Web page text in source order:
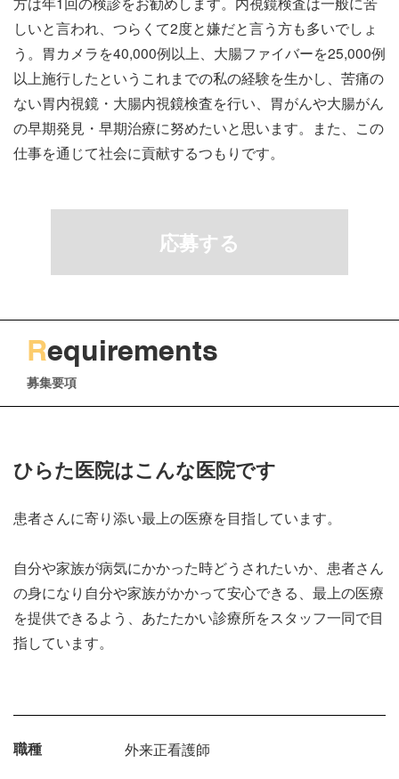
しいと言われ、つらくて2度と嫌だと言う方も多いでしょ
う。胃カメラを40,000例以上、大腸ファイバーを25,000例
以上施行したというこれまでの私の経験を生かし、苦痛の
ない胃内視鏡・大腸内視鏡検査を行い、胃がんや大腸がん
の早期発見・早期治療に努めたいと思います。また、この
仕事を通じて社会に貢献するつもりです。
応募する
Requirements
募集要項
ひらた医院はこんな医院です
患者さんに寄り添い最上の医療を目指しています。
自分や家族が病気にかかった時どうされたいか、患者さん
の身になり自分や家族がかかって安心できる、最上の医療
を提供できるよう、あたたかい診療所をスタッフ一同で目
指しています。
職種 外来正看護師